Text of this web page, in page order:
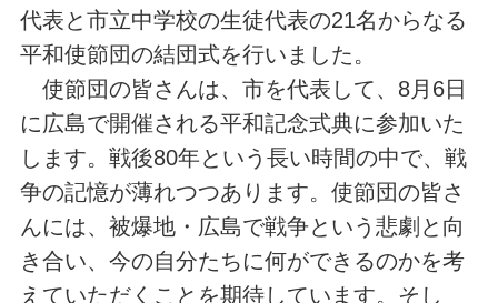
代表と市立中学校の生徒代表の21名からなる
平和使節団の結団式を行いました。
使節団の皆さんは、市を代表して、8月6日
に広島で開催される平和記念式典に参加いた
します。戦後80年という長い時間の中で、戦
争の記憶が薄れつつあります。使節団の皆さ
んには、被爆地・広島で戦争という悲劇と向
き合い、今の自分たちに何ができるのかを考
えていただくことを期待しています。そし